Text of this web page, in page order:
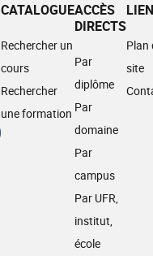
CATALOGUE
Rechercher un
cours
Rechercher
une formation
ACCÈS
DIRECTS
Par
diplôme
Par
domaine
Par
campus
Par UFR,
institut,
école
Plan
site